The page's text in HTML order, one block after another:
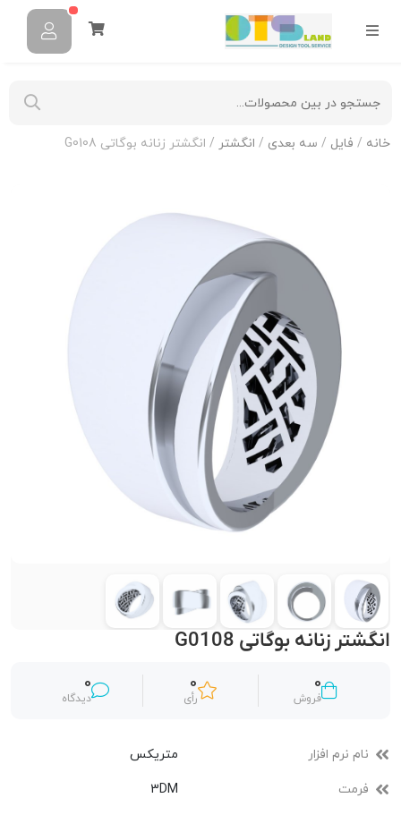
خانه / فایل / سه بعدی / انگشتر / انگشتر زنانه بوگاتی G0108
انگشتر زنانه بوگاتی G0108
0
فروش
0
رأی
0
دیدگاه
نام نرم افزار متریکس
فرمت 3DM